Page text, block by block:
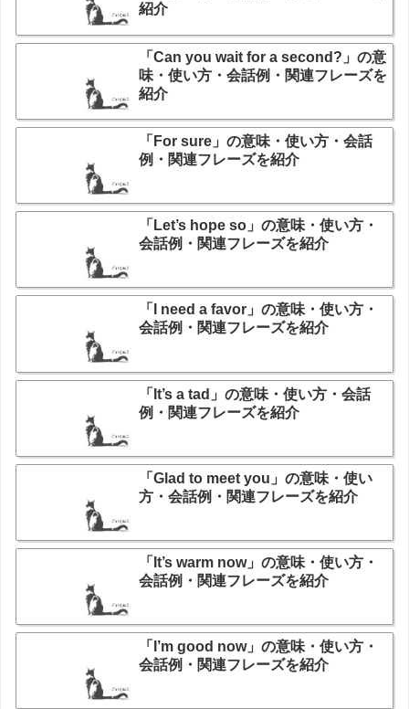
紹介
「Can you wait for a second?」の意
味・使い方・会話例・関連フレーズを
紹介
「For sure」の意味・使い方・会話
例・関連フレーズを紹介
「Let’s hope so」の意味・使い方・
会話例・関連フレーズを紹介
「I need a favor」の意味・使い方・
会話例・関連フレーズを紹介
「It’s a tad」の意味・使い方・会話
例・関連フレーズを紹介
「Glad to meet you」の意味・使い
方・会話例・関連フレーズを紹介
「It’s warm now」の意味・使い方・
会話例・関連フレーズを紹介
「I’m good now」の意味・使い方・
会話例・関連フレーズを紹介